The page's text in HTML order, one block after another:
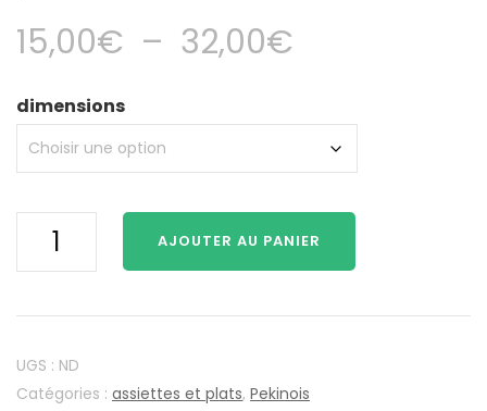
15,00€ – 32,00€
prix :
15,00€
à
32,00€
dimensions
quantité
en
-
plat
AJOUTER AU PANIER
UGS : ND
Catégories : assiettes et plats, Pekinois